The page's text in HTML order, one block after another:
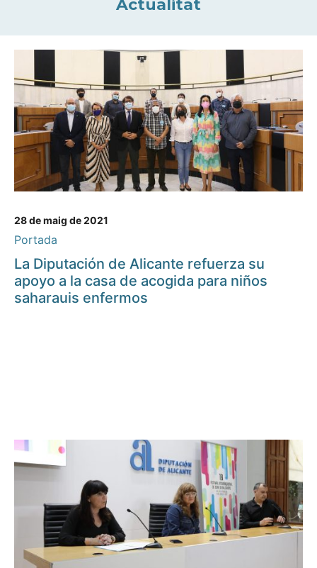
Actualitat
28 de maig de 2021
Portada
La Diputación de Alicante refuerza su
apoyo a la casa de acogida para niños
saharauis enfermos